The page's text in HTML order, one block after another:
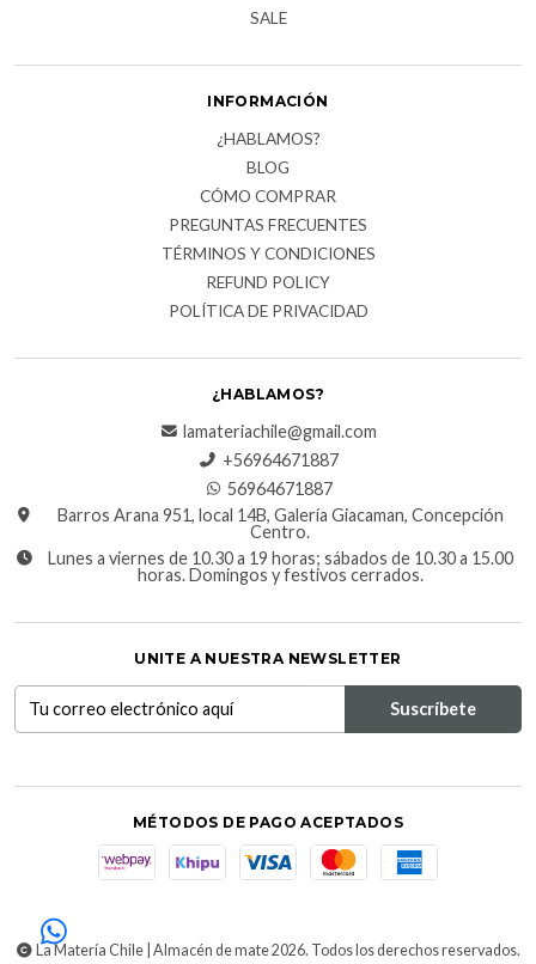
SALE
INFORMACIÓN
¿HABLAMOS?
BLOG
CÓMO COMPRAR
PREGUNTAS FRECUENTES
TÉRMINOS Y CONDICIONES
REFUND POLICY
POLÍTICA DE PRIVACIDAD
¿HABLAMOS?
lamateriachile@gmail.com
+56964671887
56964671887
Barros Arana 951, local 14B, Galería Giacaman, Concepción
Centro.
Lunes a viernes de 10.30 a 19 horas; sábados de 10.30 a 15.00
horas. Domingos y festivos cerrados.
UNITE A NUESTRA NEWSLETTER
MÉTODOS DE PAGO ACEPTADOS
La Matería Chile | Almacén de mate 2026. Todos los derechos reservados.